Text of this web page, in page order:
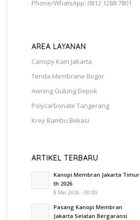
Phone/WhatsApp: 0812 1288 7801
AREA LAYANAN
Canopy Kain Jakarta
Tenda Membrane Bogor
Awning Gulung Depok
Polycarbonate Tangerang
Krey Bambu Bekasi
ARTIKEL TERBARU
Kanopi Membran Jakarta Timur
th 2026
8 Mei 2026 - 00:00
Pasang Kanopi Membran
Jakarta Selatan Bergaransi